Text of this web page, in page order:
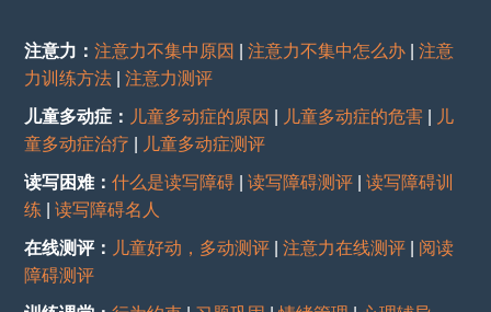
注意力：注意力不集中原因 |注意力不集中怎么办 |注意
力训练方法 |注意力测评
儿童多动症： 儿童多动症的原因 儿童多动症的危害
儿
童多动症治疗
儿童多动症测评
读写困难：什么是读写障碍 |读写障碍测评 |读写障碍训
练 |读写障碍名人
在线测评： 儿童好动，多动测评 |注意力在线测评
阅读
障碍测评